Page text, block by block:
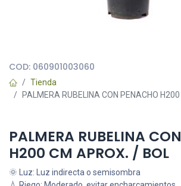
COD: 060901003060
Tienda
PALMERA RUBELINA CON PENACHO H200
PALMERA RUBELINA
H200 CM APROX. / BOL
🌞 Luz: Luz indirecta o semisombra